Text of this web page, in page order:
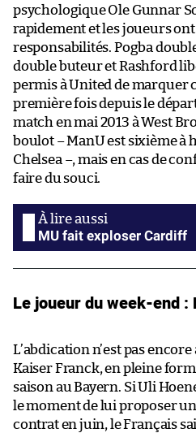
psychologique Ole Gunnar
rapidement et les joueurs
responsabilités. Pogba
double buteur et Rashford
permis à United de marquer
première fois depuis le
match en mai 2013 à West
boulot – ManU est sixième à
Chelsea –, mais en cas de
faire du souci.
MU fait exploser Cardiff
Le joueur du week-end :
L’abdication n’est pas
Kaiser Franck, en pleine
saison au Bayern. Si Uli
le moment de lui proposer
contrat en juin, le Français